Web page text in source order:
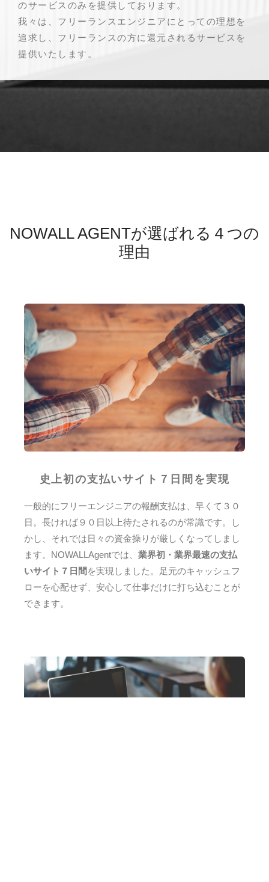
のサービスのみを提供しております。
我々は、フリーランスエンジニアにとっての理想を
追求し、フリーランスの方に還元されるサービスを
提供いたします。
NOWALL AGENTが選ばれる４つの
理由
史上初の支払いサイト７日間を実現
一般的にフリーエンジニアの報酬支払は、早くて３０
日。長ければ９０日以上待たされるのが常識です。し
かし、それでは日々の資金操りが厳しくなってしまし
ます。NOWALLAgentでは、 業界初・業界最速の支払
いサイト７日間 を実現しました。足元のキャッシュフ
ローを心配せず、安心して仕事だけに打ち込むことが
できます。